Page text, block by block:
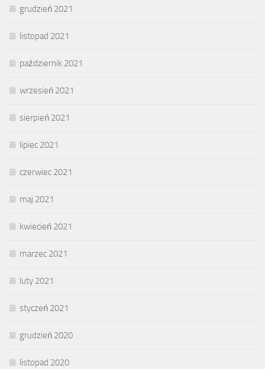
grudzień 2021
listopad 2021
październik 2021
wrzesień 2021
sierpień 2021
lipiec 2021
czerwiec 2021
maj 2021
kwiecień 2021
marzec 2021
luty 2021
styczeń 2021
grudzień 2020
listopad 2020